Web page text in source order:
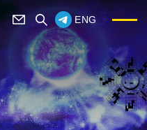
ENG